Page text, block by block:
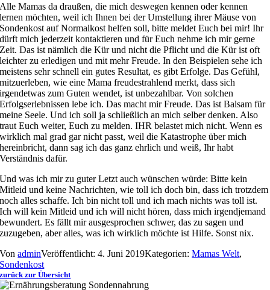
Alle Mamas da draußen, die mich deswegen kennen oder kennen
lernen möchten, weil ich Ihnen bei der Umstellung ihrer Mäuse von
Sondenkost auf Normalkost helfen soll, bitte meldet Euch bei mir! Ihr
dürft mich jederzeit kontaktieren und für Euch nehme ich mir gerne
Zeit. Das ist nämlich die Kür und nicht die Pflicht und die Kür ist oft
leichter zu erledigen und mit mehr Freude. In den Beispielen sehe ich
meistens sehr schnell ein gutes Resultat, es gibt Erfolge. Das Gefühl,
mitzuerleben, wie eine Mama freudestrahlend merkt, dass sich
irgendetwas zum Guten wendet, ist unbezahlbar. Von solchen
Erfolgserlebnissen lebe ich. Das macht mir Freude. Das ist Balsam für
meine Seele. Und ich soll ja schließlich an mich selber denken. Also
traut Euch weiter, Euch zu melden. IHR belastet mich nicht. Wenn es
wirklich mal grad gar nicht passt, weil die Katastrophe über mich
hereinbricht, dann sag ich das ganz ehrlich und weiß, Ihr habt
Verständnis dafür.
Und was ich mir zu guter Letzt auch wünschen würde: Bitte kein
Mitleid und keine Nachrichten, wie toll ich doch bin, dass ich trotzdem
noch alles schaffe. Ich bin nicht toll und ich mach nichts was toll ist.
Ich will kein Mitleid und ich will nicht hören, dass mich irgendjemand
bewundert. Es fällt mir ausgesprochen schwer, das zu sagen und
zuzugeben, aber alles, was ich wirklich möchte ist Hilfe. Sonst nix.
VonadminVeröffentlicht: 4. Juni 2019Kategorien:Mamas Welt,
Sondenkost
zurück zur Übersicht